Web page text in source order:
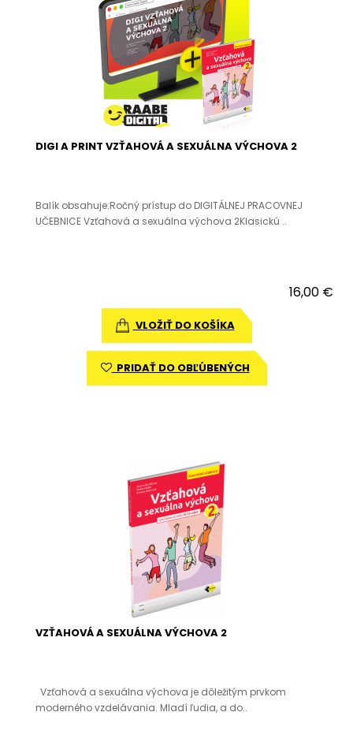
DIGI A PRINT VZŤAHOVÁ A SEXUÁLNA VÝCHOVA 2
Balík obsahuje:Ročný prístup do DIGITÁLNEJ PRACOVNEJ
UČEBNICE Vzťahová a sexuálna výchova 2Klasickú ..
16,00 €
VLOŽIŤ DO KOŠÍKA
PRIDAŤ DO OBĽÚBENÝCH
VZŤAHOVÁ A SEXUÁLNA VÝCHOVA 2
Vzťahová a sexuálna výchova je dôležitým prvkom
moderného vzdelávania. Mladí ľudia, a do..